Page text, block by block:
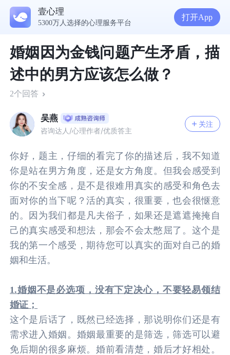
壹心理
5300万人选择的心理服务平台
打开App
婚姻因为金钱问题产生矛盾，描
述中的男方应该怎么做？
2个回答
吴燕
咨询达人/心理作者/优质答主
关注
你好，题主，仔细的看完了你的描述后，我不知道
你是站在男方角度，还是女方角度。但我会感受到
你的不安全感，是不是很难用真实的感受和角色去
面对你的当下呢？活的真实，很重要，也会很惬意
的。因为我们都是凡夫俗子，如果还是遮遮掩掩自
己的真实感受和想法，那会不会太憋屈了。这个是
我的第一个感受，期待您可以真实的面对自己的婚
姻和生活。
1.婚姻不是必选项，没有下定决心，不要轻易领结
婚证；
这个是后话了，既然已经选择，那说明你们还是有
需求进入婚姻。婚姻最重要的是筛选，筛选可以避
免后期的很多麻烦。婚前看清楚，婚后才好相处。